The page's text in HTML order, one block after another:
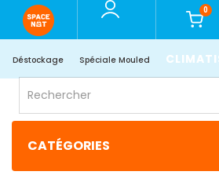
0
Déstockage Spéciale Mouled
CATÉGORIES